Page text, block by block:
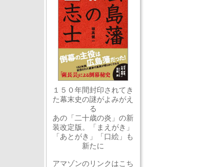
１５０年間封印されてき
た幕末史の謎がよみがえ
る
あの「二十歳の炎」の新
装改定版。「まえがき」
「あとがき」「口絵」も
新たに
アマゾンのリンクはこち